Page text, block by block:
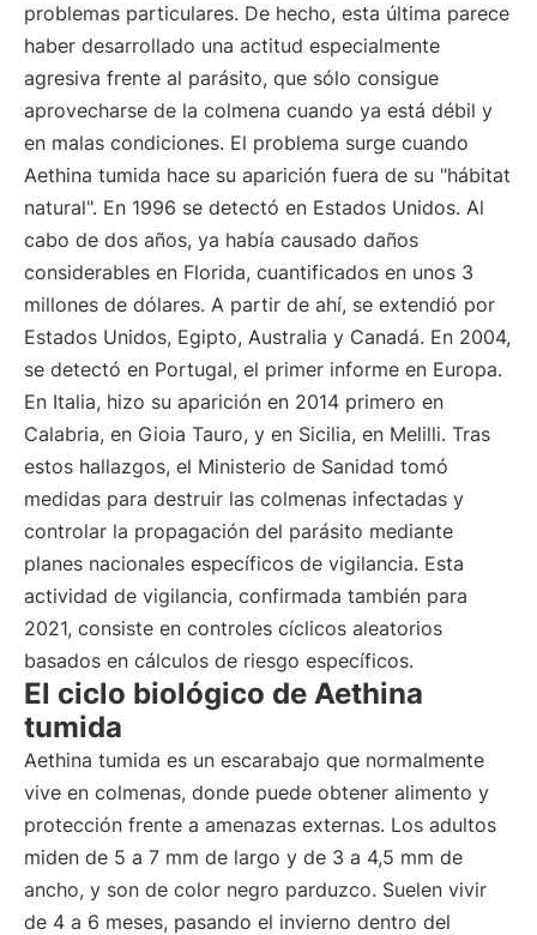
problemas particulares. De hecho, esta última parece
haber desarrollado una actitud especialmente
agresiva frente al parásito, que sólo consigue
aprovecharse de la colmena cuando ya está débil y
en malas condiciones. El problema surge cuando
Aethina tumida hace su aparición fuera de su "hábitat
natural". En 1996 se detectó en Estados Unidos. Al
cabo de dos años, ya había causado daños
considerables en Florida, cuantificados en unos 3
millones de dólares. A partir de ahí, se extendió por
Estados Unidos, Egipto, Australia y Canadá. En 2004,
se detectó en Portugal, el primer informe en Europa.
En Italia, hizo su aparición en 2014 primero en
Calabria, en Gioia Tauro, y en Sicilia, en Melilli. Tras
estos hallazgos, el Ministerio de Sanidad tomó
medidas para destruir las colmenas infectadas y
controlar la propagación del parásito mediante
planes nacionales específicos de vigilancia. Esta
actividad de vigilancia, confirmada también para
2021, consiste en controles cíclicos aleatorios
basados en cálculos de riesgo específicos.
El ciclo biológico de Aethina
tumida
Aethina tumida es un escarabajo que normalmente
vive en colmenas, donde puede obtener alimento y
protección frente a amenazas externas. Los adultos
miden de 5 a 7 mm de largo y de 3 a 4,5 mm de
ancho, y son de color negro parduzco. Suelen vivir
de 4 a 6 meses, pasando el invierno dentro del